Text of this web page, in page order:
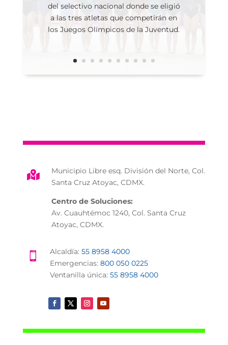
del selectivo nacional donde se eligió
a las tres atletas que competirán en
los Juegos Olímpicos de la Juventud.

Municipio Libre esq. División del Norte, Col.
Santa Cruz Atoyac, CDMX.
Centro de Soluciones:
Av. Cuauhtémoc 1240, Col. Santa Cruz
Atoyac, CDMX.
 Alcaldía: 55 8958 4000
Emergencias: 800 050 0225
Ventanilla única: 55 8958 4000